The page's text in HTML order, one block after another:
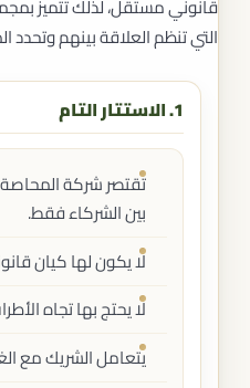
قانوني مستقل، لذلك تتميز
التي تنظم العلاقة بينهم وتحدد
1. الاستتار التام
تقتصر شركة المحاصة
بين الشركاء فقط.
لا يكون لها كيان
لا يحتج بها تجاه
يتعامل الشريك مع